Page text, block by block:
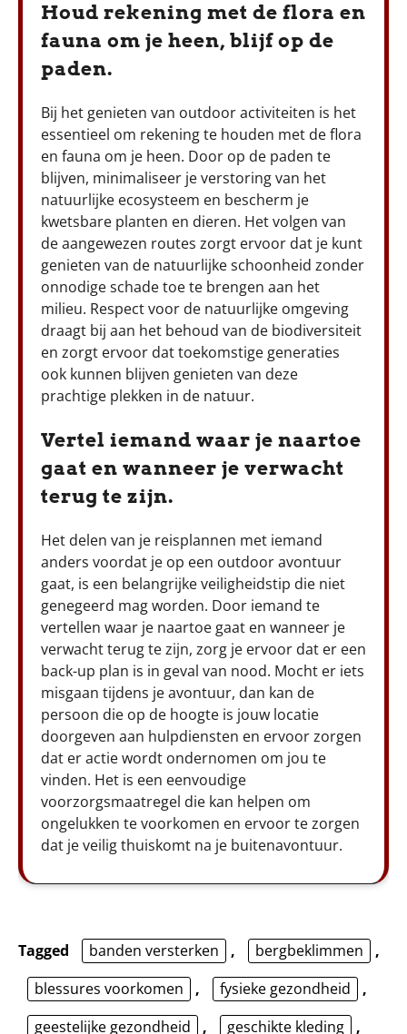
Houd rekening met de flora en
fauna om je heen, blijf op de
paden.
Bij het genieten van outdoor activiteiten is het
essentieel om rekening te houden met de flora
en fauna om je heen. Door op de paden te
blijven, minimaliseer je verstoring van het
natuurlijke ecosysteem en bescherm je
kwetsbare planten en dieren. Het volgen van
de aangewezen routes zorgt ervoor dat je kunt
genieten van de natuurlijke schoonheid zonder
onnodige schade toe te brengen aan het
milieu. Respect voor de natuurlijke omgeving
draagt bij aan het behoud van de biodiversiteit
en zorgt ervoor dat toekomstige generaties
ook kunnen blijven genieten van deze
prachtige plekken in de natuur.
Vertel iemand waar je naartoe
gaat en wanneer je verwacht
terug te zijn.
Het delen van je reisplannen met iemand
anders voordat je op een outdoor avontuur
gaat, is een belangrijke veiligheidstip die niet
genegeerd mag worden. Door iemand te
vertellen waar je naartoe gaat en wanneer je
verwacht terug te zijn, zorg je ervoor dat er een
back-up plan is in geval van nood. Mocht er iets
misgaan tijdens je avontuur, dan kan de
persoon die op de hoogte is jouw locatie
doorgeven aan hulpdiensten en ervoor zorgen
dat er actie wordt ondernomen om jou te
vinden. Het is een eenvoudige
voorzorgsmaatregel die kan helpen om
ongelukken te voorkomen en ervoor te zorgen
dat je veilig thuiskomt na je buitenavontuur.
Tagged banden versterken , bergbeklimmen
,
blessures voorkomen
, fysieke gezondheid
,
geestelijke gezondheid
, geschikte kleding ,